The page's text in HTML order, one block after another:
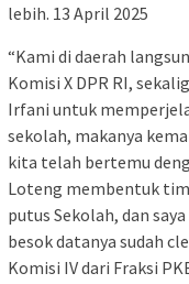
lebih. 13 April 2025
“Kami di daerah
Komisi X DPR RI,
Irfani untuk
sekolah, makanya
kita telah bertemu
Loteng membentuk
putus Sekolah, dan
besok datanya sudah
Komisi IV dari Fraksi